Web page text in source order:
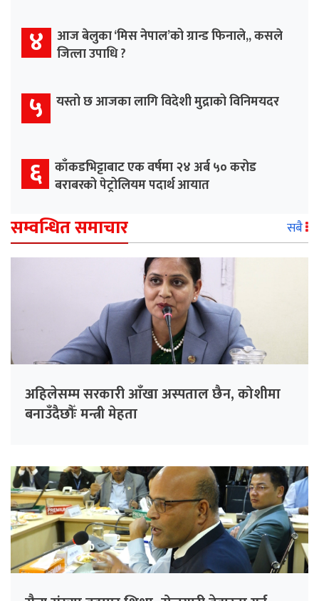
४ आज बेलुका ‘मिस नेपाल’को ग्रान्ड फिनाले,, कसले
जित्ला उपाधि ?
५ यस्तो छ आजका लागि विदेशी मुद्राको विनिमयदर
६ काँकडभिट्टाबाट एक वर्षमा २४ अर्ब ५० करोड
बराबरको पेट्रोलियम पदार्थ आयात
सम्वन्धित समाचार सबै
अहिलेसम्म सरकारी आँखा अस्पताल छैन, कोशीमा
बनाउँदैछौँः मन्त्री मेहता